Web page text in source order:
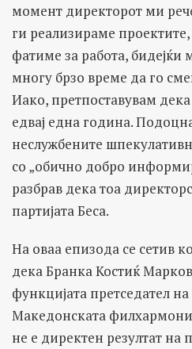
момент директорот ми
ги реализираме
фатиме за работа, бидејќи
многу брзо време да го
Иако, претпоставувам
едвај една година.
неслужбените
со „обично добро
разбрав дека тоа
партијата Беса.
На оваа епизода се сетив
дека Бранка Костиќ
функцијата претседател
Македонската
не е директен резултат на